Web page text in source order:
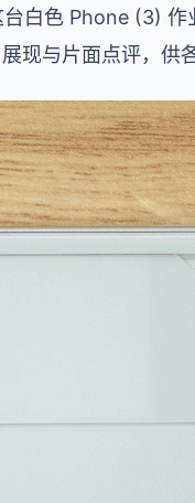
白色 Phone (3) 作
现与片面点评，供